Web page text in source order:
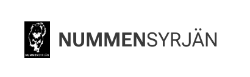
NUMMENSYRJÄN